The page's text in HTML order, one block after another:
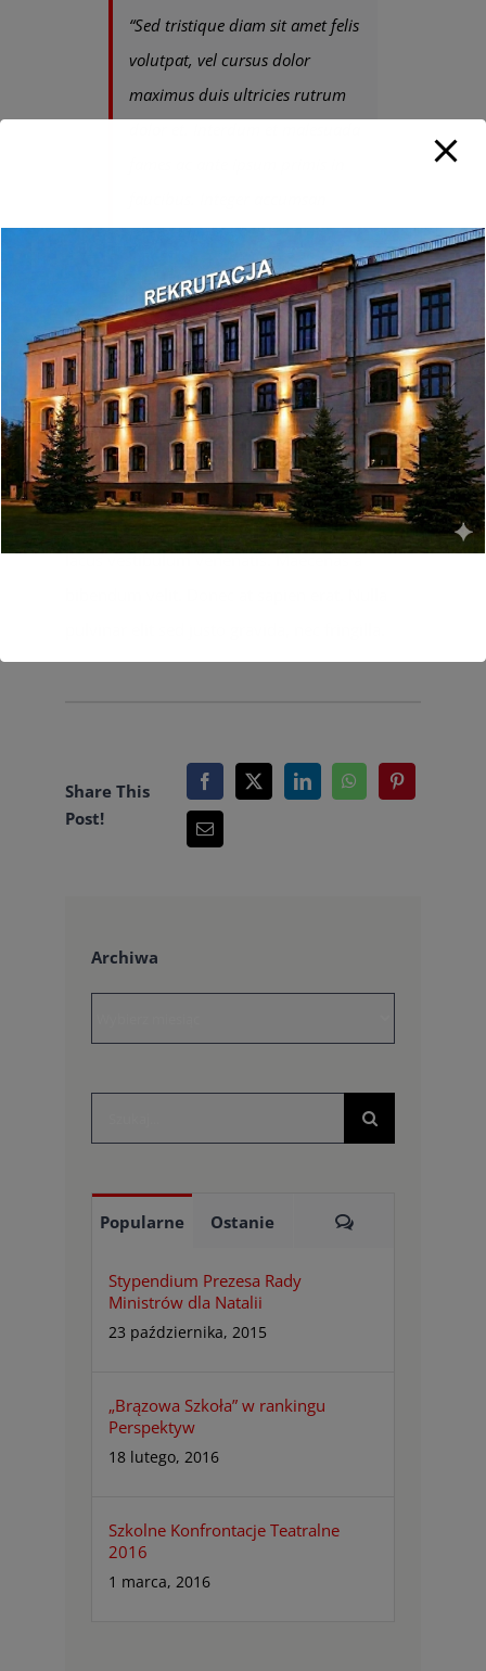
“Sed tristique diam sit amet felis
volutpat, vel cursus dolor
maximus duis ultricies rutrum
tempus finibus.”
Donec vel urna risus. Curabitur placerat
hendrerit nisl in fermentum. Suspendisse dui
eros, sodales non vulputate at, lobortis ac mi.
Vestibulum vel semper nulla. Praesent sodales
pellentesque suscipit. Nullam vulputate viverra
aliquam. Nunc at mauris vitae nisl ullamcorper
maximus eget in purus. Cras auctor dolor et
lacus vestibulum venenatis. Maecenas a
Share This
Post!
Archiwa
Popularne Ostanie Komentarze
Stypendium Prezesa Rady
Ministrów dla Natalii
23 października, 2015
„Brązowa Szkoła” w rankingu
Perspektyw
18 lutego, 2016
Szkolne Konfrontacje Teatralne
2016
1 marca, 2016